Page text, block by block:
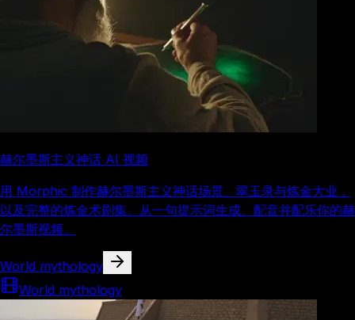
赫尔墨斯主义神话 AI 视频
用 Morphic 制作赫尔墨斯主义神话场景、翠玉录与炼金大业，
以及完整的炼金术剧集。从一句提示词生成、配音并配乐你的赫
尔墨斯视频。
World mythology
World mythology